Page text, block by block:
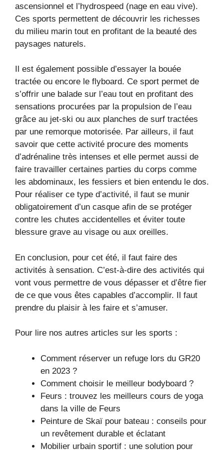
ascensionnel et l’hydrospeed (nage en eau vive).
Ces sports permettent de découvrir les richesses
du milieu marin tout en profitant de la beauté des
paysages naturels.
Il est également possible d’essayer la bouée
tractée ou encore le flyboard. Ce sport permet de
s’offrir une balade sur l’eau tout en profitant des
sensations procurées par la propulsion de l’eau
grâce au jet-ski ou aux planches de surf tractées
par une remorque motorisée. Par ailleurs, il faut
savoir que cette activité procure des moments
d’adrénaline très intenses et elle permet aussi de
faire travailler certaines parties du corps comme
les abdominaux, les fessiers et bien entendu le dos.
Pour réaliser ce type d’activité, il faut se munir
obligatoirement d’un casque afin de se protéger
contre les chutes accidentelles et éviter toute
blessure grave au visage ou aux oreilles.
En conclusion, pour cet été, il faut faire des
activités à sensation. C’est-à-dire des activités qui
vont vous permettre de vous dépasser et d’être fier
de ce que vous êtes capables d’accomplir. Il faut
prendre du plaisir à les faire et s’amuser.
Pour lire nos autres articles sur les sports :
Comment réserver un refuge lors du GR20
en 2023 ?
Comment choisir le meilleur bodyboard ?
Feurs : trouvez les meilleurs cours de yoga
dans la ville de Feurs
Peinture de Skaï pour bateau : conseils pour
un revêtement durable et éclatant
Mobilier urbain sportif : une solution pour